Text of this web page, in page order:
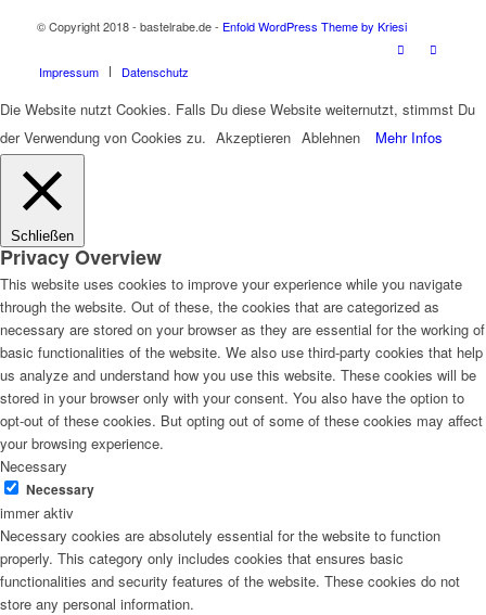
© Copyright 2018 - bastelrabe.de - Enfold WordPress Theme by Kriesi
Impressum Datenschutz
Die Website nutzt Cookies. Falls Du diese Website weiternutzt, stimmst Du
der Verwendung von Cookies zu. Akzeptieren Ablehnen Mehr Infos
Schließen
Privacy Overview
This website uses cookies to improve your experience while you navigate
through the website. Out of these, the cookies that are categorized as
necessary are stored on your browser as they are essential for the working of
basic functionalities of the website. We also use third-party cookies that help
us analyze and understand how you use this website. These cookies will be
stored in your browser only with your consent. You also have the option to
opt-out of these cookies. But opting out of some of these cookies may affect
your browsing experience.
Necessary
Necessary
immer aktiv
Necessary cookies are absolutely essential for the website to function
properly. This category only includes cookies that ensures basic
functionalities and security features of the website. These cookies do not
store any personal information.